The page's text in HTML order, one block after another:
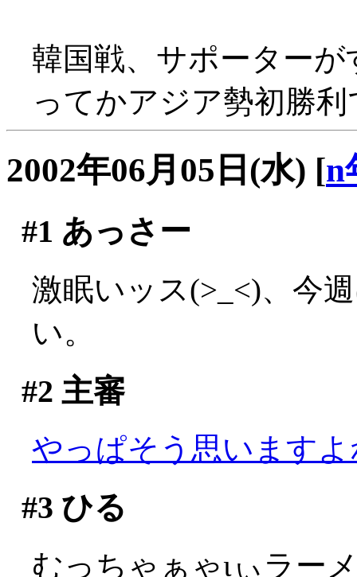
韓国戦、サポーターが
ってかアジア勢初勝
2002年06月05日(水) [n
#1 あっさー
激眠いッス(>_<)、今
い。
#2 主審
やっぱそう思います
#3 ひる
むっちゃぁゃιぃラー